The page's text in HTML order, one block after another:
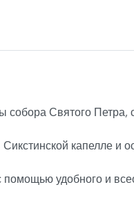
Святого Петра,
капелле и
удобного и